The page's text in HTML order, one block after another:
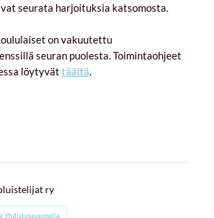
seurata harjoituksia katsomosta.
on vakuutettu
seuran puolesta. Toimintaohjeet
löytyvät täältä.
ry
Yhdistysavaimella